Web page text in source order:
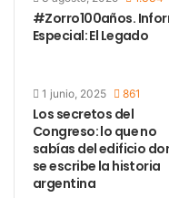
decisión y relegó su
general, para darle
“Surgió como
propia necesidad.
comía ya no tenían
mi paladar los
#Zorro100años.
Especial: El Legado
1 junio, 2025 861
Los secretos del
Congreso: lo que no
sabías del edificio
se escribe la historia
argentina